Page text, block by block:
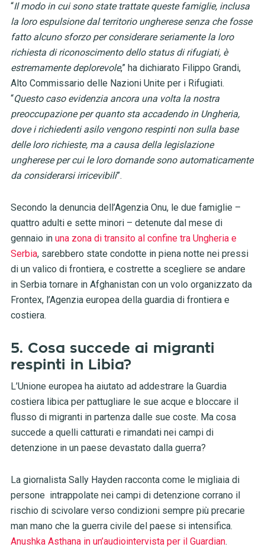
“Il modo in cui sono state trattate queste famiglie, inclusa
la loro espulsione dal territorio ungherese senza che fosse
fatto alcuno sforzo per considerare seriamente la loro
richiesta di riconoscimento dello status di rifugiati, è
estremamente deplorevole,” ha dichiarato Filippo Grandi,
Alto Commissario delle Nazioni Unite per i Rifugiati.
“Questo caso evidenzia ancora una volta la nostra
preoccupazione per quanto sta accadendo in Ungheria,
dove i richiedenti asilo vengono respinti non sulla base
delle loro richieste, ma a causa della legislazione
ungherese per cui le loro domande sono automaticamente
da considerarsi irricevibili”.
Secondo la denuncia dell’Agenzia Onu, le due famiglie –
quattro adulti e sette minori – detenute dal mese di
gennaio in una zona di transito al confine tra Ungheria e
Serbia, sarebbero state condotte in piena notte nei pressi
di un valico di frontiera, e costrette a scegliere se andare
in Serbia tornare in Afghanistan con un volo organizzato da
Frontex, l’Agenzia europea della guardia di frontiera e
costiera.
5. Cosa succede ai migranti
respinti in Libia?
L’Unione europea ha aiutato ad addestrare la Guardia
costiera libica per pattugliare le sue acque e bloccare il
flusso di migranti in partenza dalle sue coste. Ma cosa
succede a quelli catturati e rimandati nei campi di
detenzione in un paese devastato dalla guerra?
La giornalista Sally Hayden racconta come le migliaia di
persone intrappolate nei campi di detenzione corrano il
rischio di scivolare verso condizioni sempre più precarie
man mano che la guerra civile del paese si intensifica.
Anushka Asthana in un’audiointervista per il Guardian.